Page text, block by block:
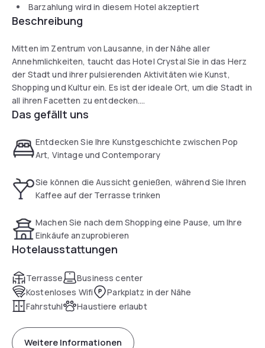
Barzahlung wird in diesem Hotel akzeptiert
Beschreibung
Mitten im Zentrum von Lausanne, in der Nähe aller
Annehmlichkeiten, taucht das Hotel Crystal Sie in das Herz
der Stadt und ihrer pulsierenden Aktivitäten wie Kunst,
Shopping und Kultur ein. Es ist der ideale Ort, um die Stadt in
all ihren Facetten zu entdecken.
Das unabhängig geführte 3-Sterne-Hotel verfügt über 41
und eigenem Bad ausgestattet sind. Einige der Zimmer
verfügen über eine Sitzecke, in der Sie sich entspannen
Gästen einen kostenlosen, hochwertigen Wi-Fi-
Internetzugang.
zeitgenössische Kunst verführen. Kein Raum ist wie der
andere.
Das gefällt uns
Entdecken Sie Ihre Kunstgeschichte zwischen Pop
Art, Vintage und Contemporary
Sie können die Aussicht genießen, während Sie Ihren
Kaffee auf der Terrasse trinken
Machen Sie nach dem Shopping eine Pause, um Ihre
Einkäufe anzuprobieren
Hotelausstattungen
Terrasse
Business center
Kostenloses Wifi
Parkplatz in der Nähe
Fahrstuhl
Haustiere erlaubt
Weitere Informationen